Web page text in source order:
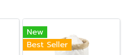
New
Best Seller